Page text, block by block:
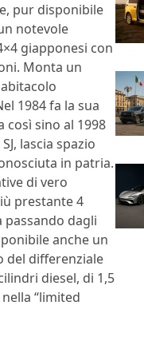
pur disponibile
notevole
giapponesi con
Monta un
1984 fa la sua
così sino al 1998
lascia spazio
in patria.
di vero
prestante 4
passando dagli
anche un
del differenziale
diesel, di 1,5
“limited